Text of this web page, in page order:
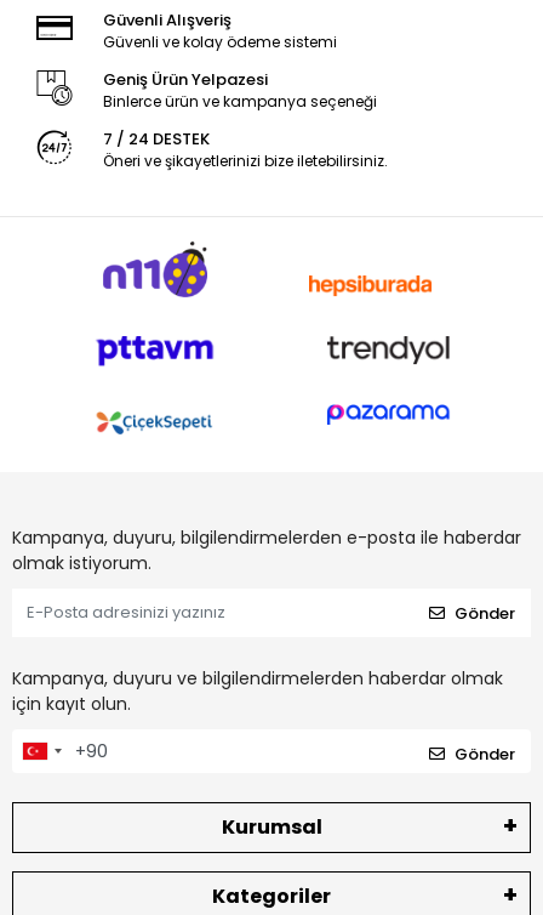
Güvenli Alışveriş
Güvenli ve kolay ödeme sistemi
Geniş Ürün Yelpazesi
Binlerce ürün ve kampanya seçeneği
7 / 24 DESTEK
Öneri ve şikayetlerinizi bize iletebilirsiniz.
Kampanya, duyuru, bilgilendirmelerden e-posta ile haberdar
olmak istiyorum.
Gönder
Kampanya, duyuru ve bilgilendirmelerden haberdar olmak
için kayıt olun.
Gönder
Kurumsal
Kategoriler